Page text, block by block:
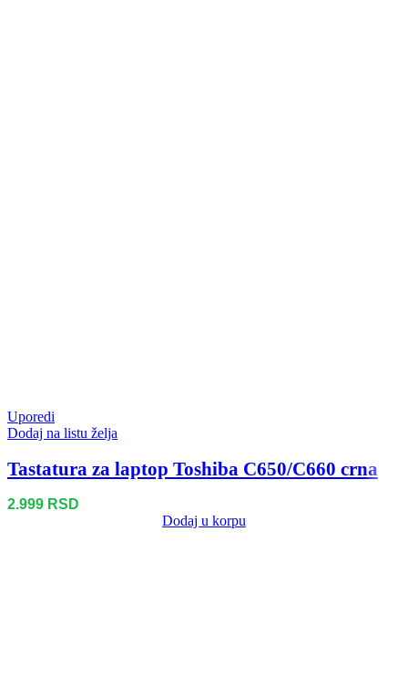
Uporedi
Dodaj na listu želja
Tastatura za laptop Toshiba C650/C660 crna
2.999 RSD
Dodaj u korpu